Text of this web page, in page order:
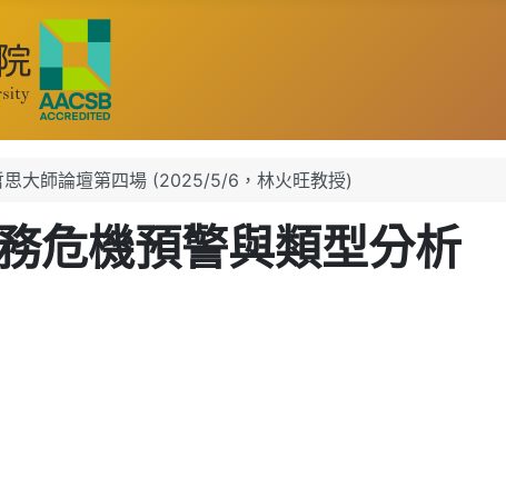
思大師論壇第四場 (2025/5/6，林火旺教授)
危機預警與類型分析